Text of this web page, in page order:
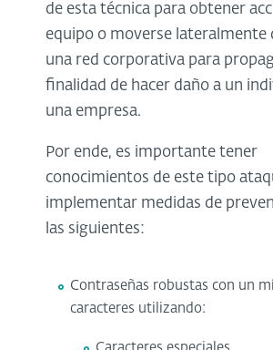
de esta técnica para obtener
equipo o moverse lateralmente
una red corporativa para
finalidad de hacer daño a un
una empresa.
Por ende, es importante tener
conocimientos de este tipo
implementar medidas de
las siguientes:
Contraseñas robustas con un
caracteres utilizando: